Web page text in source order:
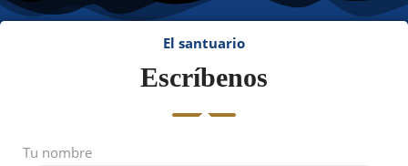
El santuario
Escríbenos
Tu nombre